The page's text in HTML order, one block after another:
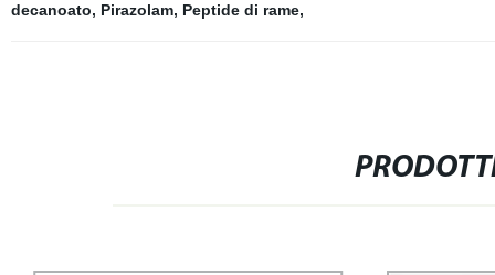
decanoato, Pirazolam, Peptide di rame,